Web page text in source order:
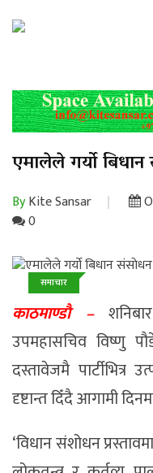
एमालेले गर्याे
ByKite Sansar
0
समाचार
काठमाण्डाै –
उपमहासचिव विष्णु
दस्तावेजमै
दृष्टान्त दिँदै आगामी
‘विधान संशोधन